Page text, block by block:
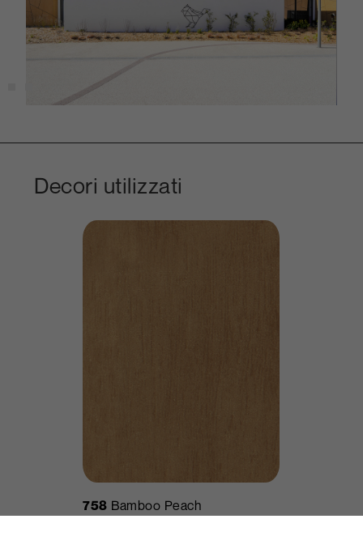
Decori utilizzati
758 Bamboo Peach